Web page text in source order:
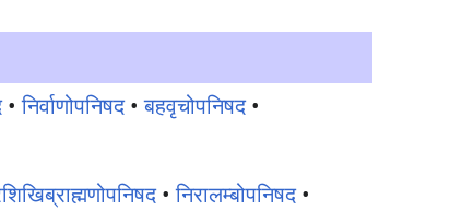
•निर्वाणोपनिषद•बहवृचोपनिषद•
•निरालम्बोपनिषद•